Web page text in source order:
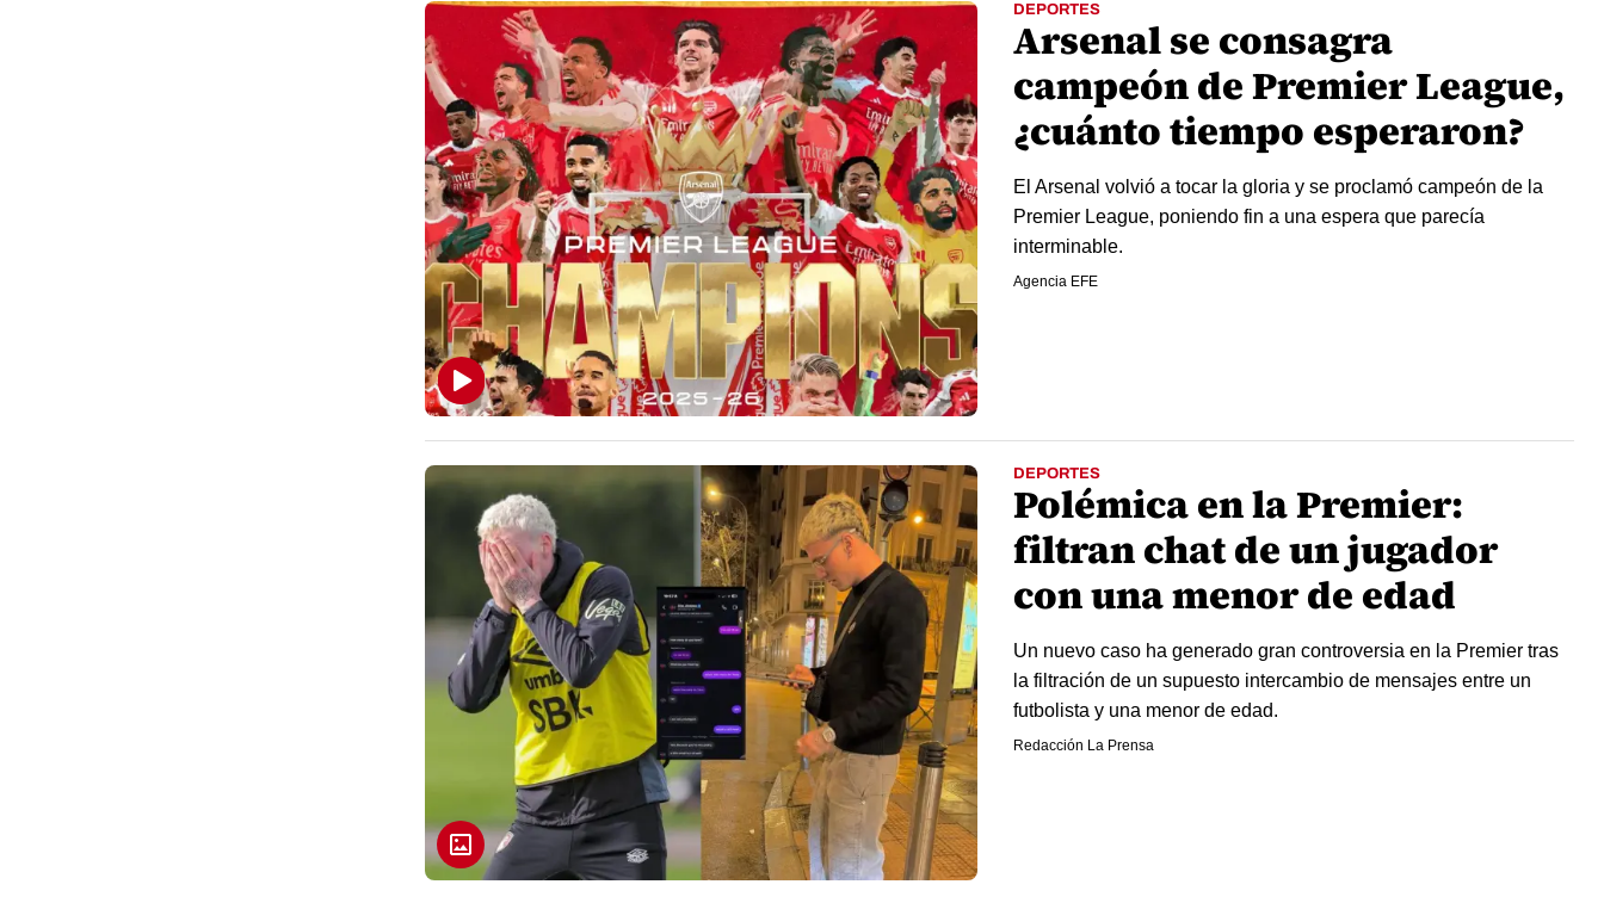
DEPORTES
Arsenal se consagra
campeón de Premier League,
¿cuánto tiempo esperaron?
El Arsenal volvió a tocar la gloria y se proclamó campeón de la
Premier League, poniendo fin a una espera que parecía
interminable.
Agencia EFE
DEPORTES
Polémica en la Premier:
filtran chat de un jugador
con una menor de edad
Un nuevo caso ha generado gran controversia en la Premier tras
la filtración de un supuesto intercambio de mensajes entre un
futbolista y una menor de edad.
Redacción La Prensa